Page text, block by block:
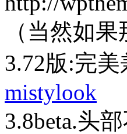
（当然如
3.72版:完美
mistylook
3.8beta.头